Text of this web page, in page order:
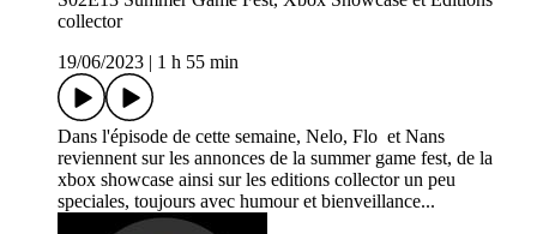
collector
19/06/2023
1 h 55 min
Dans l'épisode de cette semaine, Nelo, Flo et Nans
reviennent sur les annonces de la summer game fest, de la
xbox showcase ainsi sur les editions collector un peu
speciales, toujours avec humour et bienveillance...